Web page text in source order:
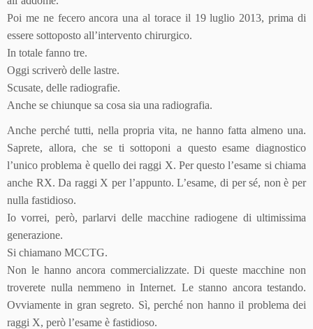
Poi me ne fecero ancora una al torace il 19 luglio 2013, prima di
essere sottoposto all’intervento chirurgico.
In totale fanno tre.
Oggi scriverò delle lastre.
Scusate, delle radiografie.
Anche se chiunque sa cosa sia una radiografia.
Anche perché tutti, nella propria vita, ne hanno fatta almeno una.
Saprete, allora, che se ti sottoponi a questo esame diagnostico
l’unico problema è quello dei raggi X. Per questo l’esame si chiama
anche RX. Da raggi X per l’appunto. L’esame, di per sé, non è per
nulla fastidioso.
Io vorrei, però, parlarvi delle macchine radiogene di ultimissima
generazione.
Si chiamano MCCTG.
Non le hanno ancora commercializzate. Di queste macchine non
troverete nulla nemmeno in Internet. Le stanno ancora testando.
Ovviamente in gran segreto. Sì, perché non hanno il problema dei
raggi X, però l’esame è fastidioso.